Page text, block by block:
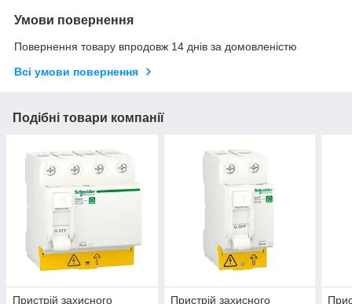
Умови повернення
Повернення товару впродовж 14 днів за домовленістю
Всі умови повернення
Подібні товари компанії
Пристрій захисного
Пристрій захисного